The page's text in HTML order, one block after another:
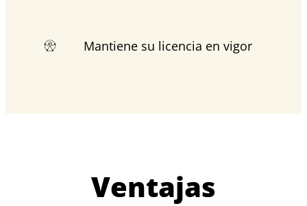
Mantiene su licencia en vigor
Ventajas